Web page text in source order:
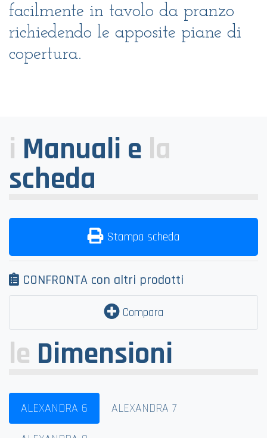
facilmente in tavolo da pranzo
richiedendo le apposite piane di
copertura.
i Manuali e la
scheda
Stampa scheda
CONFRONTA con altri prodotti
Compara
le Dimensioni
ALEXANDRA 6
ALEXANDRA 7